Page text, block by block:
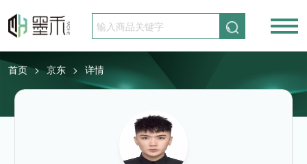
免费注册
首页 > 京东 > 详情